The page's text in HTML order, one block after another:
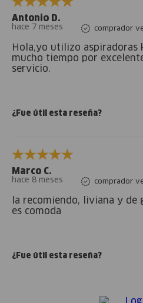
Antonio D.
hace 7 meses comprador
Hola,yo utilizo aspiradoras
mucho tiempo por
servicio.
¿Fue útil esta reseña?
Marco C.
hace 8 meses comprador
la recomiendo, liviana y de
es comoda
¿Fue útil esta reseña?